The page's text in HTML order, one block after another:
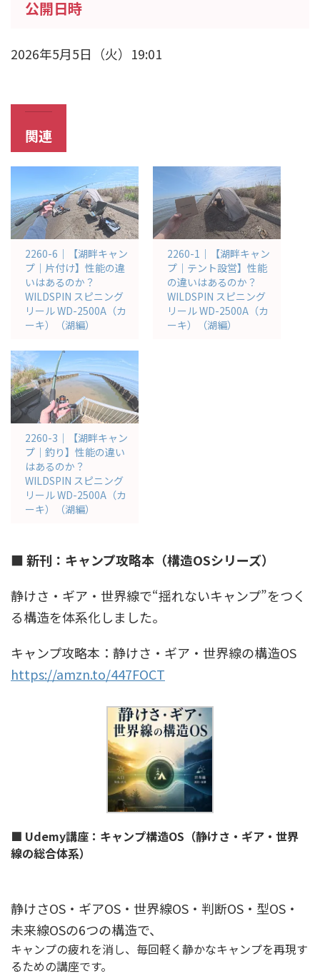
公開日時
2026年5月5日（火）19:01
関連
2260-6｜【湖畔キャン
プ｜片付け】性能の違
いはあるのか？
WILDSPIN スピニング
リール WD-2500A（カ
ーキ）（湖編）
2260-1｜【湖畔キャン
プ｜テント設営】性能
の違いはあるのか？
WILDSPIN スピニング
リール WD-2500A（カ
ーキ）（湖編）
2260-3｜【湖畔キャン
プ｜釣り】性能の違い
はあるのか？
WILDSPIN スピニング
リール WD-2500A（カ
ーキ）（湖編）
■ 新刊：キャンプ攻略本（構造OSシリーズ）
静けさ・ギア・世界線で“揺れないキャンプ”をつく
る構造を体系化しました。
キャンプ攻略本：静けさ・ギア・世界線の構造OS
https://amzn.to/447FOCT
■ Udemy講座：キャンプ構造OS（静けさ・ギア・世界
線の総合体系）
静けさOS・ギアOS・世界線OS・判断OS・型OS・
未来線OSの6つの構造で、
キャンプの疲れを消し、毎回軽く静かなキャンプを再現す
るための講座です。